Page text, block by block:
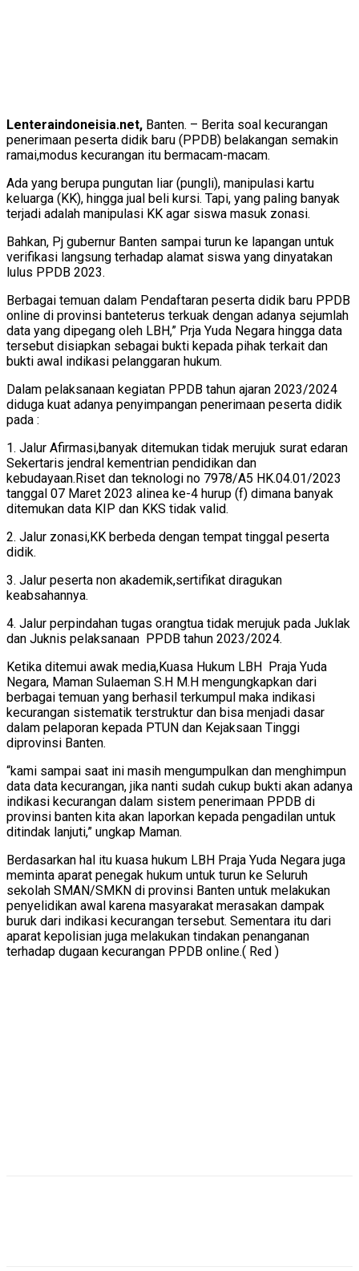
Lenteraindoneisia.net, Banten. – Berita soal kecurangan
penerimaan peserta didik baru (PPDB) belakangan semakin
ramai,modus kecurangan itu bermacam-macam.
Ada yang berupa pungutan liar (pungli), manipulasi kartu
keluarga (KK), hingga jual beli kursi. Tapi, yang paling banyak
terjadi adalah manipulasi KK agar siswa masuk zonasi.
Bahkan, Pj gubernur Banten sampai turun ke lapangan untuk
verifikasi langsung terhadap alamat siswa yang dinyatakan
lulus PPDB 2023.
Berbagai temuan dalam Pendaftaran peserta didik baru PPDB
online di provinsi banteterus terkuak dengan adanya sejumlah
data yang dipegang oleh LBH,” Prja Yuda Negara hingga data
tersebut disiapkan sebagai bukti kepada pihak terkait dan
bukti awal indikasi pelanggaran hukum.
Dalam pelaksanaan kegiatan PPDB tahun ajaran 2023/2024
diduga kuat adanya penyimpangan penerimaan peserta didik
pada :
1. Jalur Afirmasi,banyak ditemukan tidak merujuk surat edaran
Sekertaris jendral kementrian pendidikan dan
kebudayaan.Riset dan teknologi no 7978/A5 HK.04.01/2023
tanggal 07 Maret 2023 alinea ke-4 hurup (f) dimana banyak
ditemukan data KIP dan KKS tidak valid.
2. Jalur zonasi,KK berbeda dengan tempat tinggal peserta
didik.
3. Jalur peserta non akademik,sertifikat diragukan
keabsahannya.
4. Jalur perpindahan tugas orangtua tidak merujuk pada Juklak
dan Juknis pelaksanaan PPDB tahun 2023/2024.
Ketika ditemui awak media,Kuasa Hukum LBH Praja Yuda
Negara, Maman Sulaeman S.H M.H mengungkapkan dari
berbagai temuan yang berhasil terkumpul maka indikasi
kecurangan sistematik terstruktur dan bisa menjadi dasar
dalam pelaporan kepada PTUN dan Kejaksaan Tinggi
diprovinsi Banten.
“kami sampai saat ini masih mengumpulkan dan menghimpun
data data kecurangan, jika nanti sudah cukup bukti akan adanya
indikasi kecurangan dalam sistem penerimaan PPDB di
provinsi banten kita akan laporkan kepada pengadilan untuk
ditindak lanjuti,” ungkap Maman.
Berdasarkan hal itu kuasa hukum LBH Praja Yuda Negara juga
meminta aparat penegak hukum untuk turun ke Seluruh
sekolah SMAN/SMKN di provinsi Banten untuk melakukan
penyelidikan awal karena masyarakat merasakan dampak
buruk dari indikasi kecurangan tersebut. Sementara itu dari
aparat kepolisian juga melakukan tindakan penanganan
terhadap dugaan kecurangan PPDB online.( Red )